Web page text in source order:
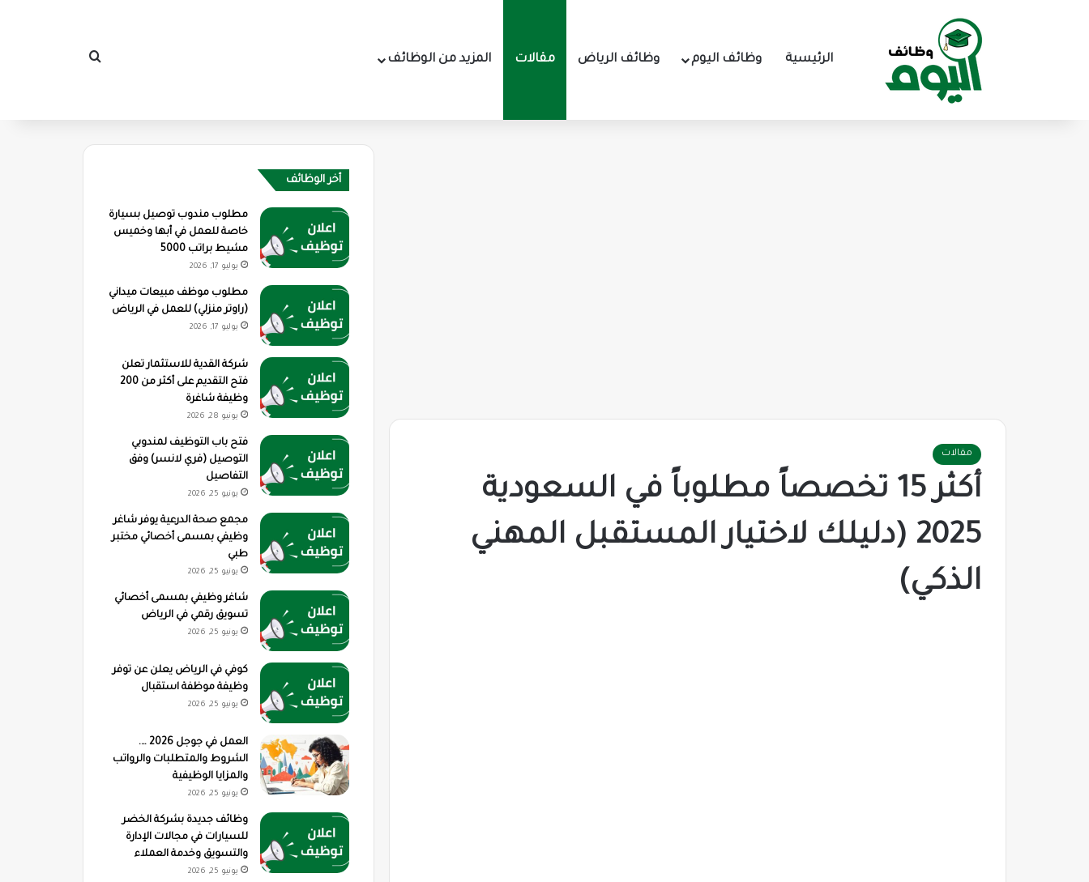
الرئيسية وظائف اليوم وظائف الرياض مقالات المزيد من الوظائف بحث عن
مقالات
أكثر 15 تخصصاً مطلوباً في السعودية
2025 (دليلك لاختيار المستقبل المهني
الذكي)
أخر الوظائف
مطلوب مندوب توصيل بسيارة
خاصة للعمل في أبها وخميس
مشيط براتب 5000
يوليو 17, 2026
مطلوب موظف مبيعات ميداني
(راوتر منزلي) للعمل في الرياض
يوليو 17, 2026
شركة القدية للاستثمار تعلن
فتح التقديم على أكثر من 200
وظيفة شاغرة
يونيو 28, 2026
فتح باب التوظيف لمندوبي
التوصيل (فري لانسر) وفق
التفاصيل
يونيو 25, 2026
مجمع صحة الدرعية يوفر شاغر
وظيفي بمسمى أخصائي مختبر
طبي
يونيو 25, 2026
شاغر وظيفي بمسمى أخصائي
تسويق رقمي في الرياض
يونيو 25, 2026
كوفي في الرياض يعلن عن توفر
وظيفة موظفة استقبال
يونيو 25, 2026
العمل في جوجل 2026 ….
الشروط والمتطلبات والرواتب
والمزايا الوظيفية
يونيو 25, 2026
وظائف جديدة بشركة الخضر
للسيارات في مجالات الإدارة
والتسويق وخدمة العملاء
يونيو 25, 2026